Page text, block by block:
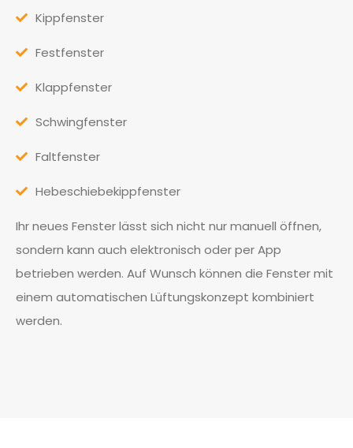
Kippfenster
Festfenster
Klappfenster
Schwingfenster
Faltfenster
Hebeschiebekippfenster
Ihr neues Fenster lässt sich nicht nur manuell öffnen,
sondern kann auch elektronisch oder per App
betrieben werden. Auf Wunsch können die Fenster mit
einem automatischen Lüftungskonzept kombiniert
werden.